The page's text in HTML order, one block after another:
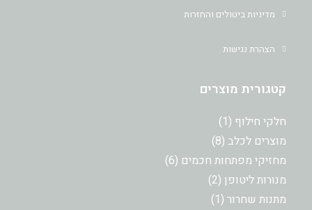
tab
tab
tab
מדיניות ביטולים והחזרות
הצהרת נגישות
קטגורית מוצרים
חלקי חילוף 1מוצר
1 מוצרים לכלב 8
8
מוצרים
מחזיקי מפתחות חכמים 6
6
מנורות ליטופן 2
2
מוצרים
מתנות שחרור 1מוצר